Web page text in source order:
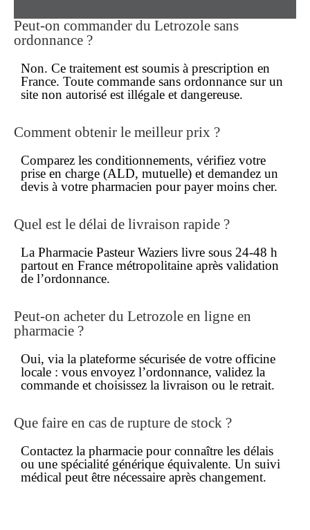
Peut-on commander du Letrozole sans
ordonnance ?
Non. Ce traitement est soumis à prescription en
France. Toute commande sans ordonnance sur un
site non autorisé est illégale et dangereuse.
Comment obtenir le meilleur prix ?
Comparez les conditionnements, vérifiez votre
prise en charge (ALD, mutuelle) et demandez un
devis à votre pharmacien pour payermoins cher.
Quel est le délai de livraison rapide ?
La Pharmacie Pasteur Waziers livre sous 24-48 h
partout en France métropolitaine après validation
de l’ordonnance.
Peut-on acheter du Letrozole en ligne en
pharmacie ?
Oui, via la plateforme sécurisée de votre officine
locale : vous envoyez l’ordonnance, validez la
commande et choisissez la livraison ou le retrait.
Que faire en cas de rupture de stock ?
Contactez la pharmacie pour connaître les délais
ou une spécialité générique équivalente. Un suivi
médical peut être nécessaire après changement.